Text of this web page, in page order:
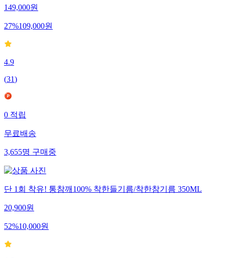
149,000원
27%109,000원
4.9
(31)
0적립
무료배송
3,655명구매중
단 1회 착유! 통참깨100% 착한들기름/착한참기름 350ML
20,900원
52%10,000원